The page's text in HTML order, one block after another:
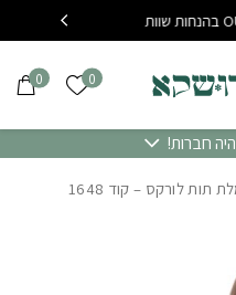
0 הרשימה
0
חברות!
תות לורקס – קוד 1648